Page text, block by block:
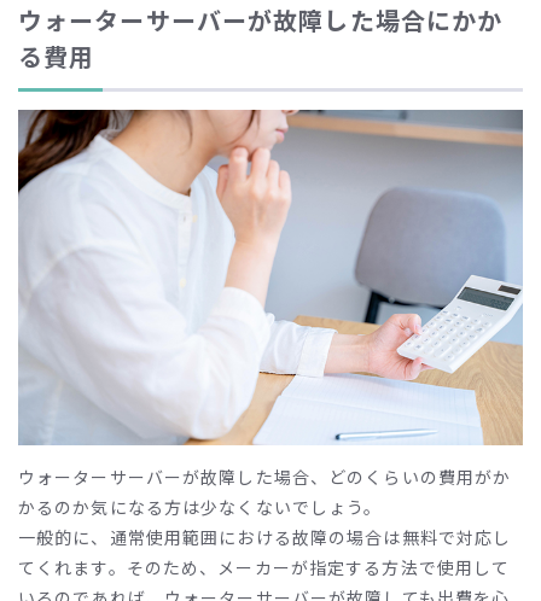
ウォーターサーバーが故障した場合にかか
る費用
ウォーターサーバーが故障した場合、どのくらいの費用がか
かるのか気になる方は少なくないでしょう。
一般的に、通常使用範囲における故障の場合は無料で対応し
てくれます。そのため、メーカーが指定する方法で使用して